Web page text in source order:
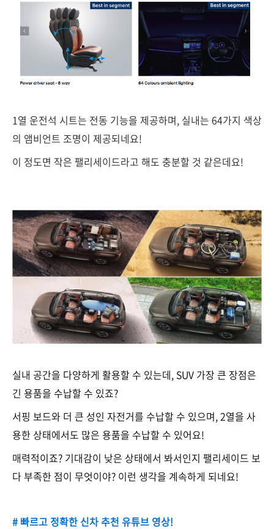
1열 운전석 시트는 전동 기능을 제공하며, 실내는 64가지 색상
의 앰비언트 조명이 제공되네요!
이 정도면 작은 팰리세이드라고 해도 충분할 것 같은데요!
실내 공간을 다양하게 활용할 수 있는데, SUV 가장 큰 장점은
긴 용품을 수납할 수 있죠?
서핑 보드와 더 큰 성인 자전거를 수납할 수 있으며, 2열을 사
용한 상태에서도 많은 용품을 수납할 수 있어요!
매력적이죠? 기대감이 낮은 상태에서 봐서인지 팰리세이드 보
다 부족한 점이 무엇이야? 이런 생각을 계속하게 되네요!
# 빠르고 정확한 신차 추천 유튜브 영상!